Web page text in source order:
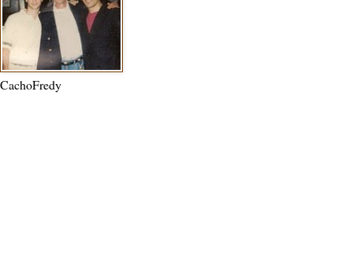
CachoFredy